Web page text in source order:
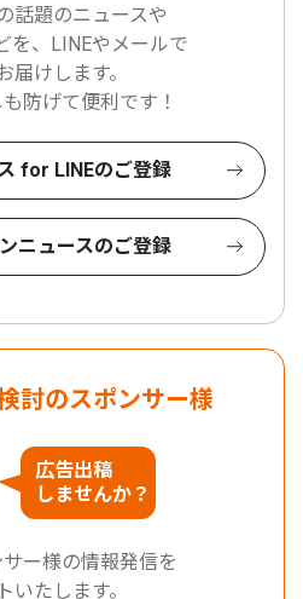
話題のニュースや
を、LINEやメールで
届けします。
防げて便利です！
for LINEのご登録
ニュースのご登録
討のスポンサー様
広告出稿
しませんか？
ー様の情報発信を
いたします。